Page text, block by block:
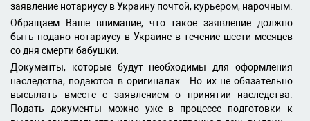
заявление нотариусу в Украину почтой, курьером, нарочным.
Обращаем Ваше внимание, что такое заявление должно
быть подано нотариусу в Украине в течение шести месяцев
со дня смерти бабушки.
Документы, которые будут необходимы для оформления
наследства, подаются в оригиналах. Но их не обязательно
высылать вместе с заявлением о принятии наследства.
Подать документы можно уже в процессе подготовки к